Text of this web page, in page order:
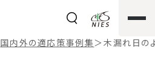
国内外の適応策事例集＞木漏れ日の